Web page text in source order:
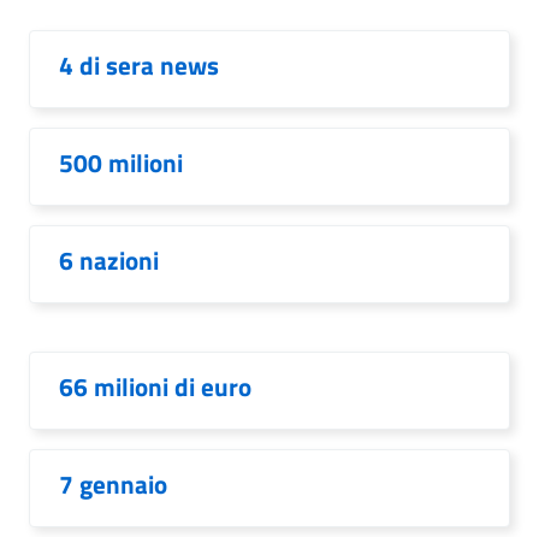
4 di sera news
500 milioni
6 nazioni
66 milioni di euro
7 gennaio